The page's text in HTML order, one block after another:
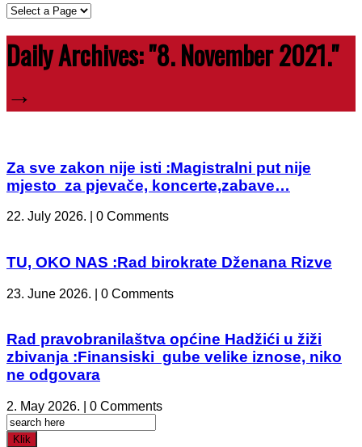
Daily Archives:"8. November 2021."
→
Za sve zakon nije isti :Magistralni put nije
mjesto za pjevače, koncerte,zabave…
22. July 2026. | 0 Comments
TU, OKO NAS :Rad birokrate Dženana Rizve
23. June 2026. | 0 Comments
Rad pravobranilaštva općine Hadžići u žiži
zbivanja :Finansiski gube velike iznose, niko
ne odgovara
2. May 2026. | 0 Comments
Klik